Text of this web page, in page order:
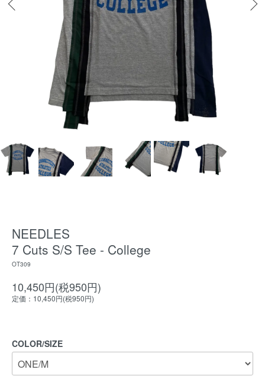
NEEDLES
7 Cuts S/S Tee - College
OT309
10,450円(税950円)
定価：10,450円(税950円)
COLOR/SIZE